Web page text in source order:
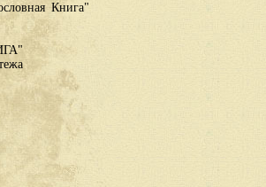
Книга"